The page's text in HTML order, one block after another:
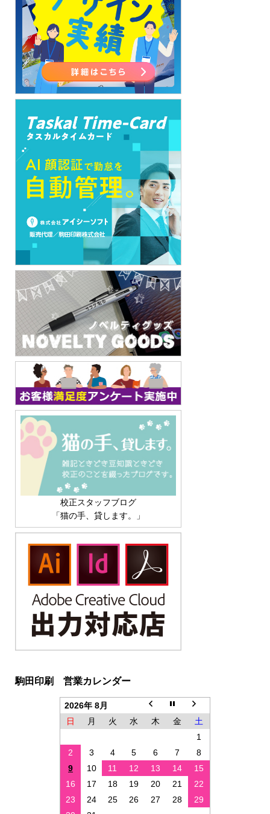
校正スタッフブログ
「猫の手、貸します。」
駒田印刷 営業カレンダー
2026年 8月
日
月 火 水 木 金
土
1
2
3 4 5 6 7
8
9
10 11 12 13 14
15
16
17 18 19 20 21
22
23
24 25 26 27 28
29